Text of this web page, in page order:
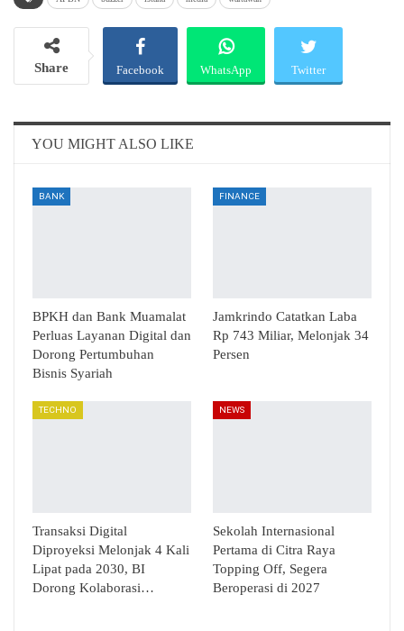
Share Facebook WhatsApp Twitter
Email
YOU MIGHT ALSO LIKE
BANK
BPKH dan Bank Muamalat
Perluas Layanan Digital dan
Dorong Pertumbuhan
Bisnis Syariah
FINANCE
Jamkrindo Catatkan Laba
Rp 743 Miliar, Melonjak 34
Persen
TECHNO
Transaksi Digital
Diproyeksi Melonjak 4 Kali
Lipat pada 2030, BI
Dorong Kolaborasi…
NEWS
Sekolah Internasional
Pertama di Citra Raya
Topping Off, Segera
Beroperasi di 2027